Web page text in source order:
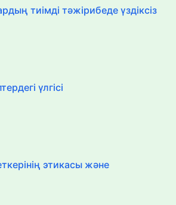
тиімді тәжірибеде үздіксіз
үлгісі
этикасы және